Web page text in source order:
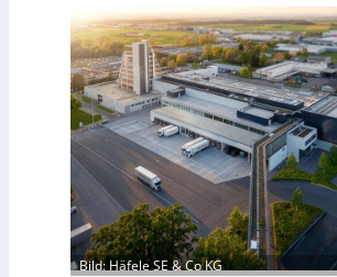
t
s
c
h
i
n
e
n
b
u
d
i
g
Bild: Häfele SE & Co KG